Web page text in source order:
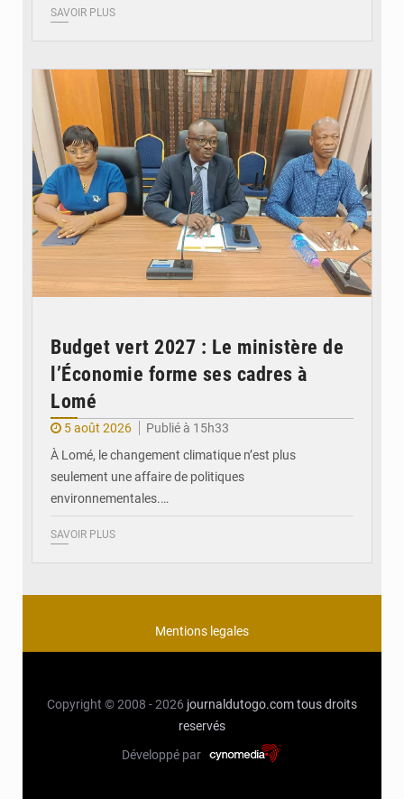
SAVOIR PLUS
Budget vert 2027 : Le ministère de
l’Économie forme ses cadres à
Lomé
5 août 2026
Publié à 15h33
À Lomé, le changement climatique n’est plus
seulement une affaire de politiques
environnementales.…
SAVOIR PLUS
Mentions legales
Copyright © 2008 - 2026 journaldutogo.comtous droits
reservés
Développé par